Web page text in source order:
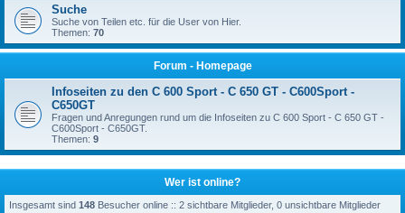
Suche
Suche von Teilen etc. für die User von Hier.
Themen: 70
Forum - Homepage
Infoseiten zu den C 600 Sport - C 650 GT - C600Sport -
C650GT
Fragen und Anregungen rund um die Infoseiten zu C 600 Sport - C 650 GT -
C600Sport - C650GT.
Themen: 9
Wer ist online?
Insgesamt sind 148 Besucher online :: 2 sichtbare Mitglieder, 0 unsichtbare Mitglieder